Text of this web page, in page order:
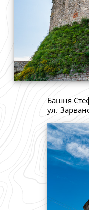
Башня
ул.